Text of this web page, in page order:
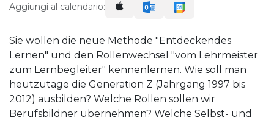
Aggiungi al calendario:
Sie wollen die neue Methode "Entdeckendes
Lernen" und den Rollenwechsel "vom Lehrmeister
zum Lernbegleiter" kennenlernen. Wie soll man
heutzutage die Generation Z (Jahrgang 1997 bis
2012) ausbilden? Welche Rollen sollen wir
Berufsbildner übernehmen? Welche Selbst- und